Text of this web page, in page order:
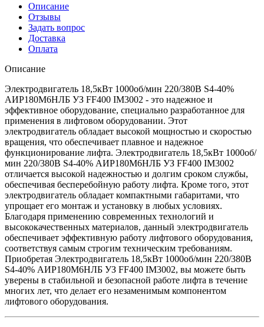
Описание
Отзывы
Задать вопрос
Доставка
Оплата
Описание
Электродвигатель 18,5кВт 1000об/мин 220/380В S4-40%
АИР180М6НЛБ УЗ FF400 IM3002 - это надежное и
эффективное оборудование, специально разработанное для
применения в лифтовом оборудовании. Этот
электродвигатель обладает высокой мощностью и скоростью
вращения, что обеспечивает плавное и надежное
функционирование лифта. Электродвигатель 18,5кВт 1000об/
мин 220/380В S4-40% АИР180М6НЛБ УЗ FF400 IM3002
отличается высокой надежностью и долгим сроком службы,
обеспечивая бесперебойную работу лифта. Кроме того, этот
электродвигатель обладает компактными габаритами, что
упрощает его монтаж и установку в любых условиях.
Благодаря применению современных технологий и
высококачественных материалов, данный электродвигатель
обеспечивает эффективную работу лифтового оборудования,
соответствуя самым строгим техническим требованиям.
Приобретая Электродвигатель 18,5кВт 1000об/мин 220/380В
S4-40% АИР180М6НЛБ УЗ FF400 IM3002, вы можете быть
уверены в стабильной и безопасной работе лифта в течение
многих лет, что делает его незаменимым компонентом
лифтового оборудования.